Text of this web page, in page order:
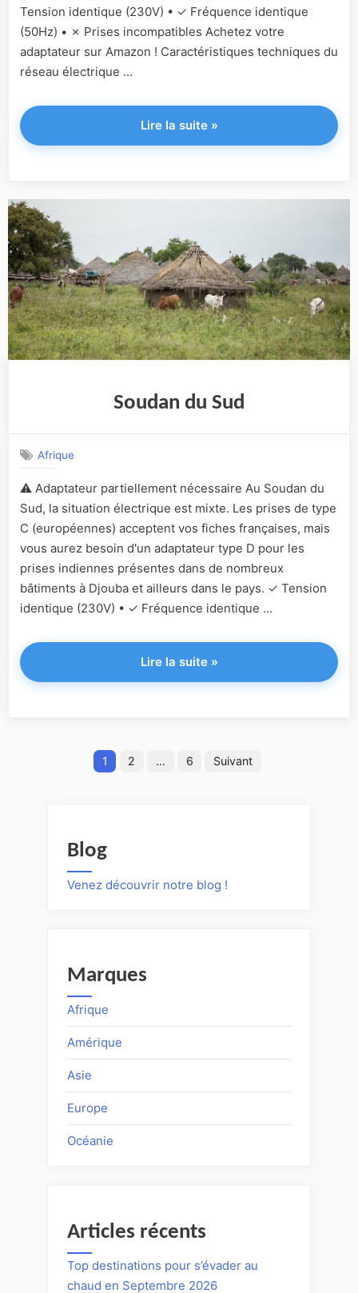
Tension identique (230V) • ✓ Fréquence identique
(50Hz) • ✗ Prises incompatibles Achetez votre
adaptateur sur Amazon ! Caractéristiques techniques du
réseau électrique ...
Lire la suite"Eswatini
(Swaziland)"
»
Soudan du Sud
Afrique
⚠️ Adaptateur partiellement nécessaire Au Soudan du
Sud, la situation électrique est mixte. Les prises de type
C (européennes) acceptent vos fiches françaises, mais
vous aurez besoin d'un adaptateur type D pour les
prises indiennes présentes dans de nombreux
bâtiments à Djouba et ailleurs dans le pays. ✓ Tension
identique (230V) • ✓ Fréquence identique ...
Lire la suite"Soudan
du
»
Pagination1 2 … 6 Suivant
Blog
Venez découvrir notre blog !
Marques
Afrique
Amérique
Asie
Europe
Océanie
Articles récents
Top destinations pour s’évader au
chaud en Septembre 2026